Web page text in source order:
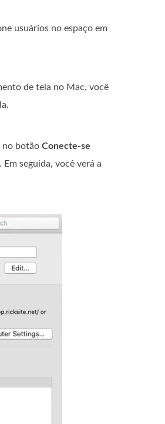
usuários no espaço em
de tela no Mac, você
no botão Conecte-se
seguida, você verá a